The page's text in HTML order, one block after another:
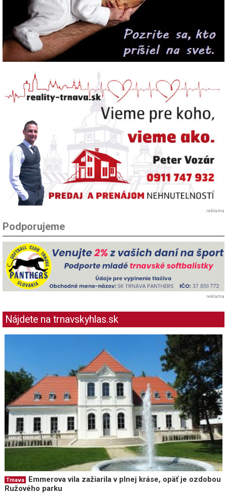
reklama
Podporujeme
reklama
Nájdete na trnavskyhlas.sk
Trnava
Emmerova vila zažiarila v plnej kráse, opäť je ozdobou
Ružového parku